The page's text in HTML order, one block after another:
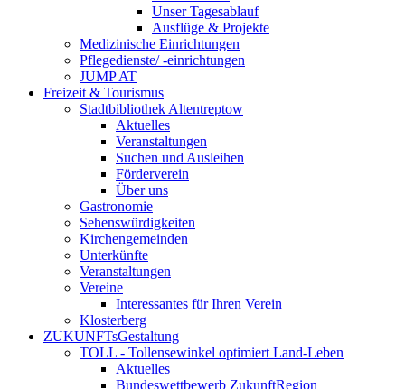
Unser Tagesablauf
Ausflüge & Projekte
Medizinische Einrichtungen
Pflegedienste/ -einrichtungen
JUMP AT
Freizeit & Tourismus
Stadtbibliothek Altentreptow
Aktuelles
Veranstaltungen
Suchen und Ausleihen
Förderverein
Über uns
Gastronomie
Sehenswürdigkeiten
Kirchengemeinden
Unterkünfte
Veranstaltungen
Vereine
Interessantes für Ihren Verein
Klosterberg
ZUKUNFTsGestaltung
TOLL - Tollensewinkel optimiert Land-Leben
Aktuelles
Bundeswettbewerb ZukunftRegion